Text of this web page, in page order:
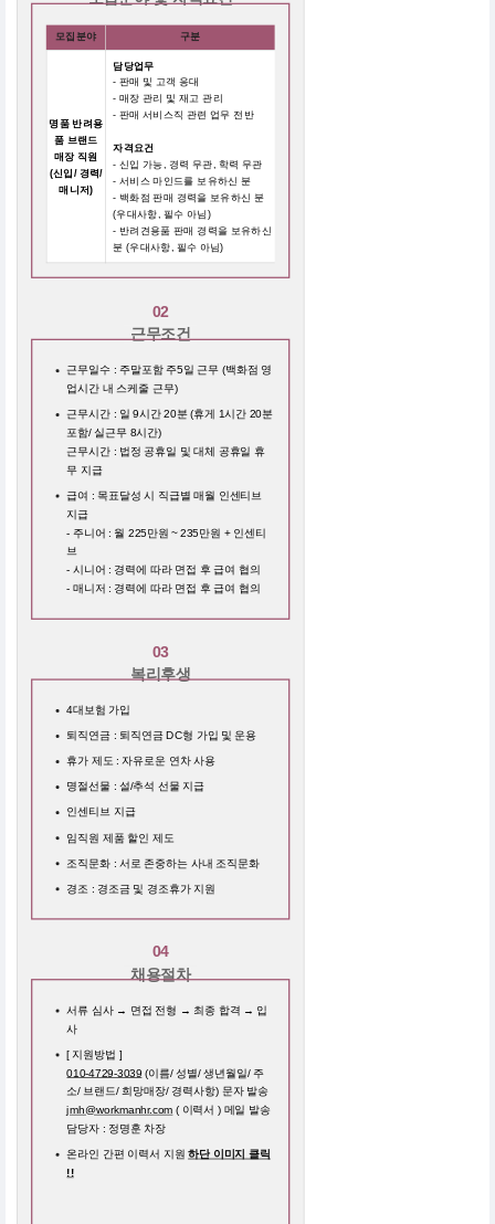
모집분야 구분
명품 반려용
품 브랜드
매장 직원
(신입/ 경력/
매니저)
담당업무
- 판매 및 고객 응대
- 매장 관리 및 재고 관리
- 판매 서비스직 관련 업무 전반
자격요건
- 신입 가능, 경력 무관, 학력 무관
- 서비스 마인드를 보유하신 분
- 백화점 판매 경력을 보유하신 분
(우대사항, 필수 아님)
- 반려견용품 판매 경력을 보유하신
분 (우대사항, 필수 아님)
02
근무조건
근무일수 : 주말포함 주5일 근무 (백화점 영
업시간 내 스케줄 근무)
근무시간 : 일 9시간 20분 (휴게 1시간 20분
포함/ 실근무 8시간)
근무시간 : 법정 공휴일 및 대체 공휴일 휴
무 지급
급여 : 목표달성 시 직급별 매월 인센티브
지급
- 주니어 : 월 225만원 ~ 235만원 + 인센티
브
- 시니어 : 경력에 따라 면접 후 급여 협의
- 매니저 : 경력에 따라 면접 후 급여 협의
03
복리후생
4대보험 가입
퇴직연금 : 퇴직연금 DC형 가입 및 운용
휴가 제도 : 자유로운 연차 사용
명절선물 : 설/추석 선물 지급
인센티브 지급
임직원 제품 할인 제도
조직문화 : 서로 존중하는 사내 조직문화
경조 : 경조금 및 경조휴가 지원
04
채용절차
서류 심사 → 면접 전형 → 최종 합격 → 입
사
[ 지원방법 ]
010-4729-3039 (이름/ 성별/ 생년월일/ 주
소/ 브랜드/ 희망매장/ 경력사항) 문자 발송
jmh@workmanhr.com ( 이력서 ) 메일 발송
담당자 : 정명훈 차장
온라인 간편 이력서 지원하단 이미지 클릭
!!